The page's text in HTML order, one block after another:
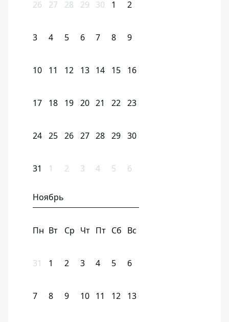
26 27 28 29 30 1 2
3 4 5 6 7 8 9
10 11 12 13 14 15 16
17 18 19 20 21 22 23
24 25 26 27 28 29 30
31 1 2 3 4 5 6
Ноябрь
Пн Вт Ср Чт Пт Сб Вс
31 1 2 3 4 5 6
7 8 9 10 11 12 13